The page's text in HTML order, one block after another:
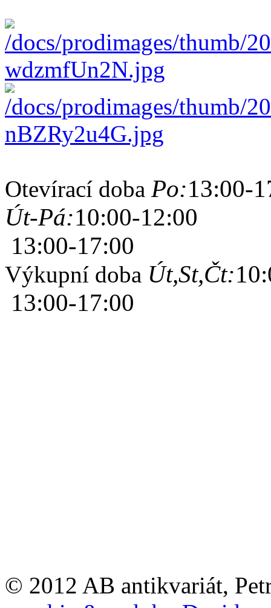
Otevírací doba Po:13:00-
Út-Pá:10:00-12:00
13:00-17:00
Výkupní doba Út,St,Čt:
13:00-17:00
© 2012 AB antikvariát,